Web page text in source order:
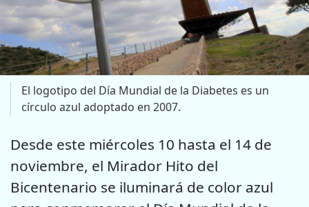
El logotipo del Día Mundial de la Diabetes es un
círculo azul adoptado en 2007.
Desde este miércoles 10 hasta el 14 de
noviembre, el Mirador Hito del
Bicentenario se iluminará de color azul